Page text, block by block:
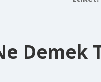
Demek